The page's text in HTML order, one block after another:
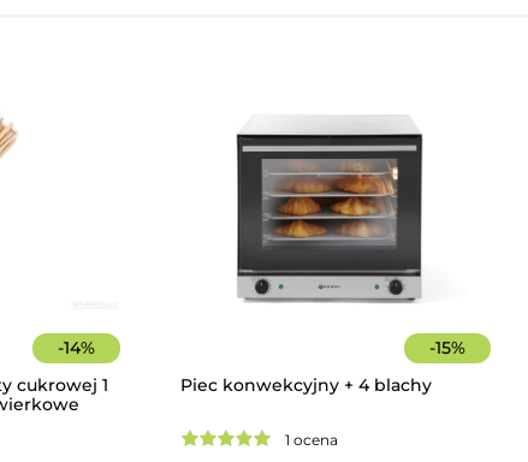
-14%
cukrowej 1
-15%
Piec konwekcyjny + 4 blachy
1 ocena